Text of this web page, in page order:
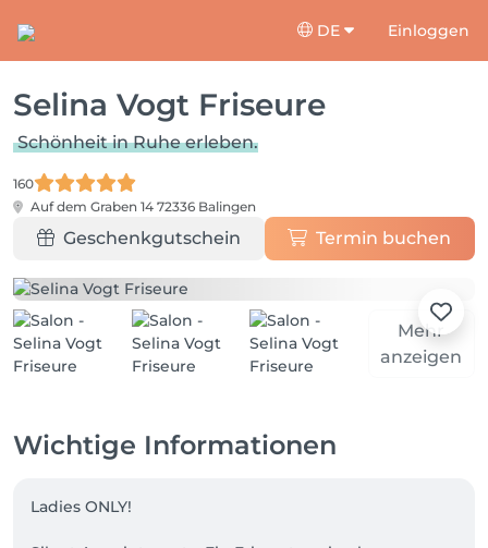
DE Einloggen
Selina Vogt Friseure
Schönheit in Ruhe erleben.
160
Auf dem Graben 14 72336 Balingen
Geschenkgutschein Termin buchen
Mehr
anzeigen
Wichtige Informationen
Ladies ONLY!